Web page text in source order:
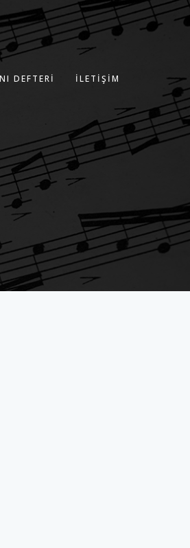
DEFTERI İLETIŞIM